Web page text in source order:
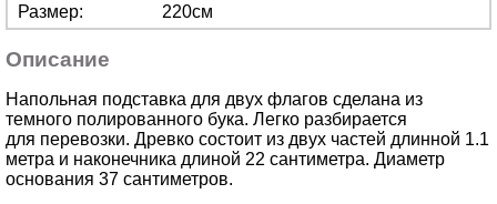
Размер:
220см
Описание
Напольная подставка для двух флагов сделана из
темного полированного бука. Легко разбирается
для перевозки. Древко состоит из двух частей длинной 1.1
метра и наконечника длиной 22 сантиметра. Диаметр
основания 37 сантиметров.